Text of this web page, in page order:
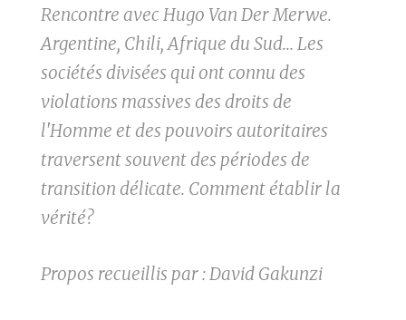
Rencontre avec Hugo Van Der Merwe.
Argentine, Chili, Afrique du Sud... Les
sociétés divisées qui ont connu des
violations massives des droits de
l'Homme et des pouvoirs autoritaires
traversent souvent des périodes de
transition délicate. Comment établir la
vérité?
Propos recueillis par : David Gakunzi